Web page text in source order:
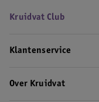
Kruidvat Club
Klantenservice
Over Kruidvat